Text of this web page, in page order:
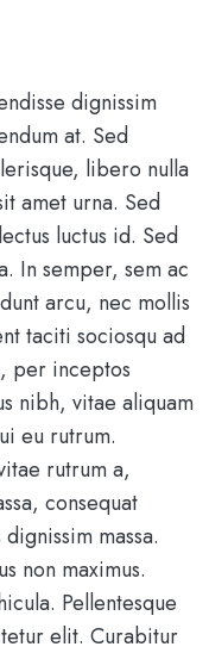
dignissim
at. Sed
libero nulla
amet urna. Sed
luctus id. Sed
In semper, sem ac
arcu, nec mollis
taciti sociosqu ad
per inceptos
nibh, vitae aliquam
eu rutrum.
rutrum a,
consequat
massa.
non maximus.
Pellentesque
elit. Curabitur